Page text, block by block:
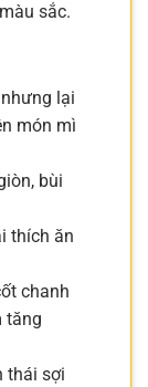
sắc.
lại
món mì
bùi
thích ăn
chanh
tăng
thái sợi